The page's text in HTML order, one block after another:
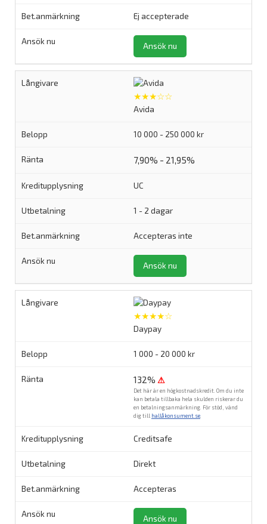
Ej accepterade
Ansök nu
★★★☆☆
Avida
10 000 - 250 000 kr
7,90% - 21,95%
UC
1 - 2 dagar
Accepteras inte
Ansök nu
★★★★☆
Daypay
1 000 - 20 000 kr
132% ⚠
Det här är en högkostnadskredit. Om du inte
kan betala tillbaka hela skulden riskerar du
en betalningsanmärkning. För stöd, vänd
dig till hallåkonsument.se
Creditsafe
Direkt
Accepteras
Ansök nu